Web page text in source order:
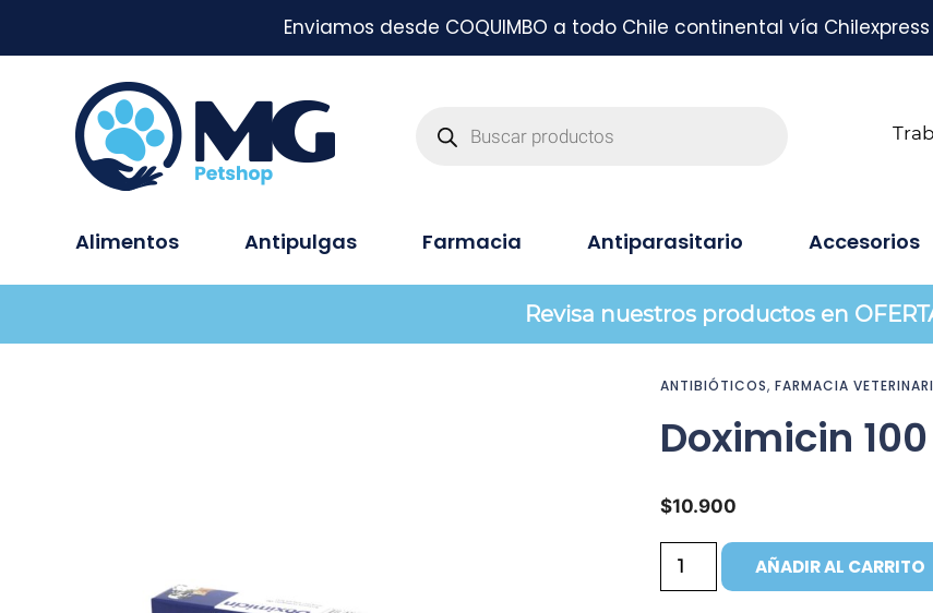
Enviamos desde COQUIMBO a todo Chile continental vía
Alimentos Antipulgas Farmacia Antiparasitario Accesorios
Revisa nuestros productos en
ANTIBIÓTICOS, FARMACIA
Doximicin
$10.900
AÑADIR AL CARRITO